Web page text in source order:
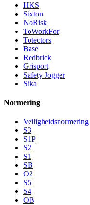
HKS
Sixton
NoRisk
ToWorkFor
Totectors
Base
Redbrick
Grisport
Safety Jogger
Sika
Normering
Veiligheidsnormering
S3
S1P
S2
S1
SB
O2
S5
S4
OB